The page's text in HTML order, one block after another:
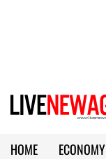
HOME ECONOMY